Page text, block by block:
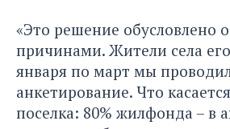
«Это решение обусловлено
причинами. Жители села
января по март мы
анкетирование. Что
поселка: 80% жилфонда – в